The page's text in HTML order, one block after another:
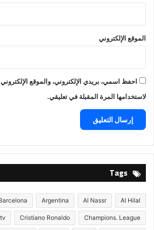
الموقع الإلكتروني
احفظ اسمي، بريدي الإلكتروني، والموقع
لاستخدامها المرة المقبلة في تعليقي.
Tags
Al Hilal
Al Nassr
Argentina
Champions. League
Cristiano Ronaldo